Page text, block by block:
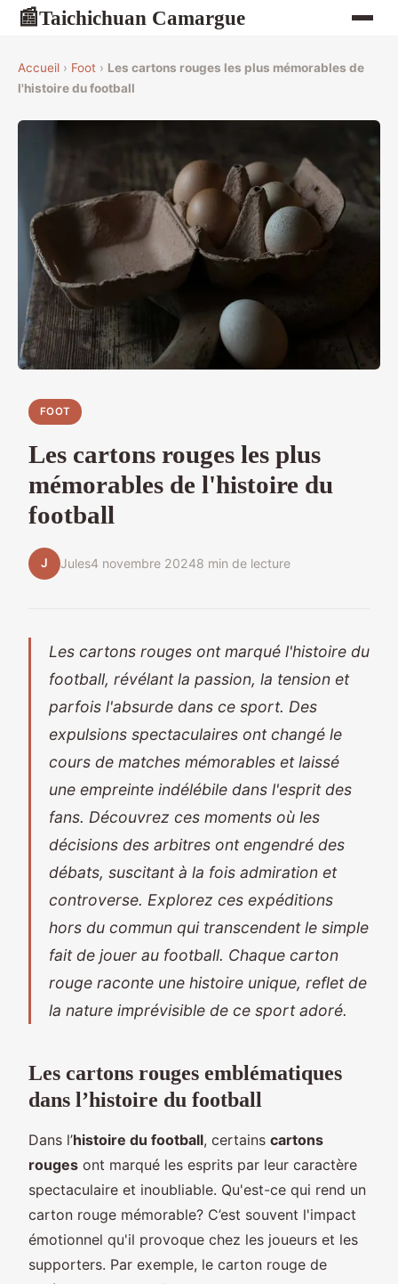
📰Taichichuan Camargue
Accueil › Foot › Les cartons rouges les plus mémorables de
l'histoire du football
FOOT
Les cartons rouges les plus
mémorables de l'histoire du
football
J Jules4 novembre 20248 min de lecture
Les cartons rouges ont marqué l'histoire du
football, révélant la passion, la tension et
parfois l'absurde dans ce sport. Des
expulsions spectaculaires ont changé le
cours de matches mémorables et laissé
une empreinte indélébile dans l'esprit des
fans. Découvrez ces moments où les
décisions des arbitres ont engendré des
débats, suscitant à la fois admiration et
controverse. Explorez ces expéditions
hors du commun qui transcendent le simple
fait de jouer au football. Chaque carton
rouge raconte une histoire unique, reflet de
la nature imprévisible de ce sport adoré.
Les cartons rouges emblématiques
dans l’histoire du football
Dans l’histoire du football, certains cartons
rouges ont marqué les esprits par leur caractère
spectaculaire et inoubliable. Qu'est-ce qui rend un
carton rouge mémorable? C’est souvent l'impact
émotionnel qu'il provoque chez les joueurs et les
supporters. Par exemple, le carton rouge de